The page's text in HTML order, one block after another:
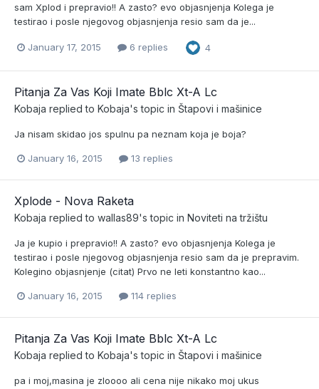
sam Xplod i prepravio!! A zasto? evo objasnjenja Kolega je
testirao i posle njegovog objasnjenja resio sam da je...
January 17, 2015 6 replies 4
Pitanja Za Vas Koji Imate Bblc Xt-A Lc
Kobaja replied to Kobaja's topic in Štapovi i mašinice
Ja nisam skidao jos spulnu pa neznam koja je boja?
January 16, 2015 13 replies
Xplode - Nova Raketa
Kobaja replied to wallas89's topic in Noviteti na tržištu
Ja je kupio i prepravio!! A zasto? evo objasnjenja Kolega je
testirao i posle njegovog objasnjenja resio sam da je prepravim.
Kolegino objasnjenje (citat) Prvo ne leti konstantno kao...
January 16, 2015 114 replies
Pitanja Za Vas Koji Imate Bblc Xt-A Lc
Kobaja replied to Kobaja's topic in Štapovi i mašinice
pa i moj,masina je zloooo ali cena nije nikako moj ukus